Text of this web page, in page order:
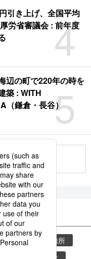
4
引き上げ、全国平均
労省審議会 : 前年度
5
辺の町で220年の時を
築 : WITH
（鎌倉・長谷）
災害
避難所